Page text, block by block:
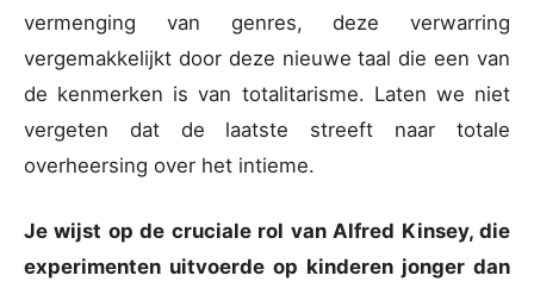
vermenging van genres, deze verwarring
vergemakkelijkt door deze nieuwe taal die een van
de kenmerken is van totalitarisme. Laten we niet
vergeten dat de laatste streeft naar totale
overheersing over het intieme.
Je wijst op de cruciale rol van Alfred Kinsey, die
experimenten uitvoerde op kinderen jonger dan